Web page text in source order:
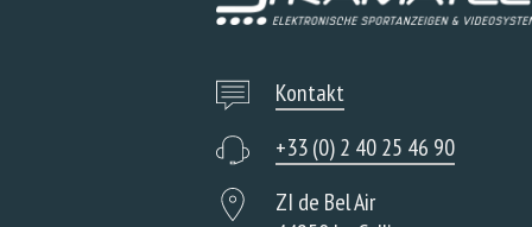
Kontakt
+33 (0) 2 40 25 46 90
ZI de Bel Air